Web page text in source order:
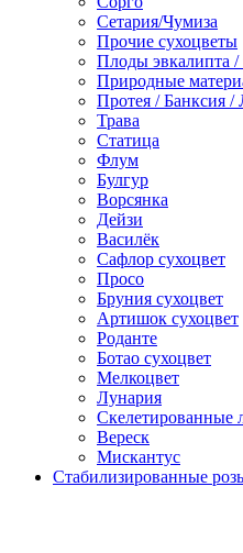
Сетария/Чумиза
Прочие сухоцветы
Плоды эвкалипта /
Природные
Протея / Банксия /
Трава
Статица
Флум
Булгур
Ворсянка
Дейзи
Василёк
Сафлор сухоцвет
Просо
Бруния сухоцвет
Артишок сухоцвет
Роданте
Ботао сухоцвет
Мелкоцвет
Лунария
Скелетированные
Вереск
Мискантус
Стабилизированные